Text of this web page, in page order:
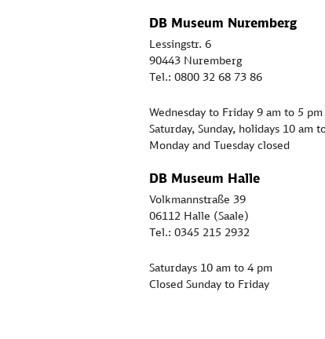
DB Museum Nuremberg
Lessingstr. 6
90443 Nuremberg
Tel.: 0800 32 68 73 86
Wednesday to Friday 9 am to 5 pm
Saturday, Sunday, holidays 10 am
Monday and Tuesday closed
DB Museum Halle
Volkmannstraße 39
06112 Halle (Saale)
Tel.: 0345 215 2932
Saturdays 10 am to 4 pm
Closed Sunday to Friday